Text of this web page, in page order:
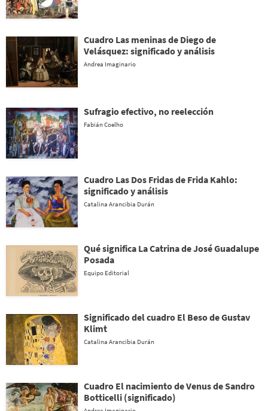
Cuadro Las meninas de Diego de
Velásquez: significado y análisis
Andrea Imaginario
Sufragio efectivo, no reelección
Fabián Coelho
Cuadro Las Dos Fridas de Frida Kahlo:
significado y análisis
Catalina Arancibia Durán
Qué significa La Catrina de José Guadalupe
Posada
Equipo Editorial
Significado del cuadro El Beso de Gustav
Klimt
Catalina Arancibia Durán
Cuadro El nacimiento de Venus de Sandro
Botticelli (significado)